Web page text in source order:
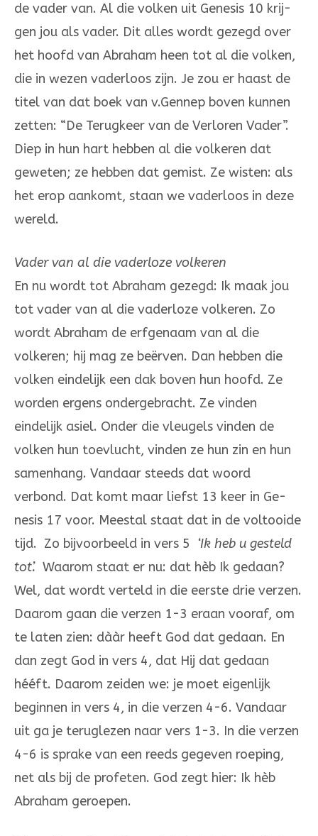
de vader van. Al die volken uit Genesis 10 krij­
gen jou als vader. Dit alles wordt ge­zegd over
het hoofd van Abra­ham heen tot al die volken,
die in wezen va­derloos zijn. Je zou er haast de
titel van dat boek van v.Gennep boven kunnen
zetten: “De Terugkeer van de Verloren Vader”.
Diep in hun hart heb­ben al die volkeren dat
geweten; ze hebben dat gemist. Ze wisten: als
het erop aankomt, staan we vaderloos in de­ze
we­reld.
Vader van al die vaderloze volkeren
En nu wordt tot Abraham gezegd: Ik maak jou
tot vader van al die va­der­loze volkeren. Zo
wordt Abraham de erfgenaam van al die
volkeren; hij mag ze be­ërven. Dan hebben die
volken eindelijk een dak boven hun hoofd. Ze
worden ergens ondergebracht. Ze vinden
eindelijk asiel. On­der die vleugels vinden de
volken hun toe­vlucht, vinden ze hun zin en hun
samenhang. Vandaar steeds dat woord
verbond. Dat komt maar liefst 13 keer in Ge­
nesis 17 voor. Meest­al staat dat in de voltooide
tijd. Zo bij­voor­beeld in vers 5 ‘Ik heb u gesteld
tot’. Waarom staat er nu: dat hèb Ik gedaan?
Wel, dat wordt verteld in die eerste drie verzen.
Daarom gaan die verzen 1-3 eraan vooraf, om
te laten zien: dààr heeft God dat gedaan. En
dan zegt God in vers 4, dat Hij dat gedaan
hééft. Daarom zeiden we: je moet ei­genlijk
beginnen in vers 4, in die verzen 4-6. Vandaar
uit ga je teruglezen naar vers 1-3. In die ver­zen
4-6 is sprake van een reeds gegeven roeping,
net als bij de profeten. God zegt hier: Ik hèb
Abraham geroepen.